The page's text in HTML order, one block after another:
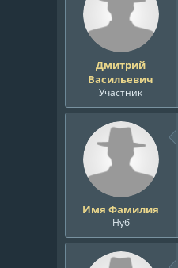
Дмитрий
Васильевич
Участник
Имя Фамилия
Нуб